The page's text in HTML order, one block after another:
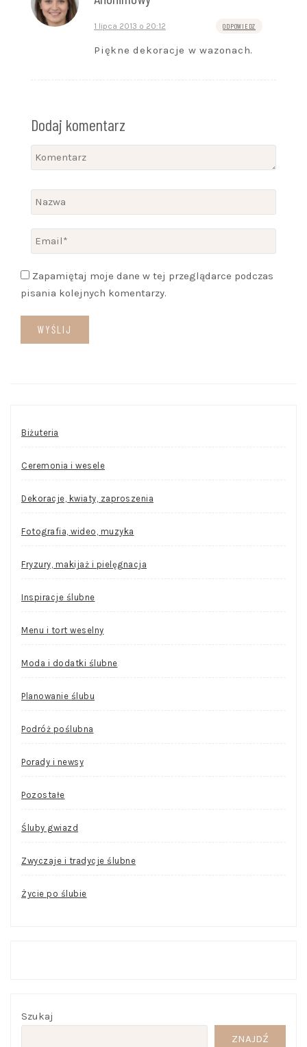
1 lipca 2013 o 20:12 ODPOWIEDZ
Piękne dekoracje w wazonach.
Dodaj komentarz
Zapamiętaj moje dane w tej przeglądarce podczas
pisania kolejnych komentarzy.
Biżuteria
Ceremonia i wesele
Dekoracje, kwiaty, zaproszenia
Fotografia, wideo, muzyka
Fryzury, makijaż i pielęgnacja
Inspiracje ślubne
Menu i tort weselny
Moda i dodatki ślubne
Planowanie ślubu
Podróż poślubna
Porady i newsy
Pozostałe
Śluby gwiazd
Zwyczaje i tradycje ślubne
Życie po ślubie
Szukaj
ZNAJDŹ